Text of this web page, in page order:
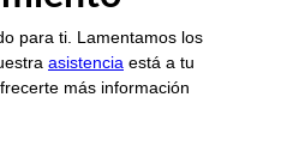
para ti. Lamentamos los
asistencia está a tu
más información